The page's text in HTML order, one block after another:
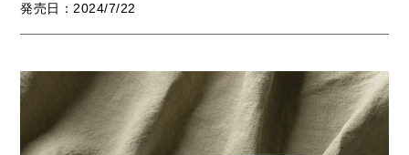
発売日：2024/7/22